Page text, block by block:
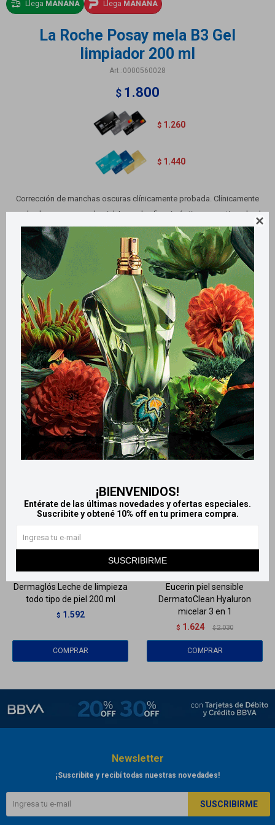

¡BIENVENIDOS!
Entérate de las últimas novedades y ofertas especiales.
Suscribite y obtené 10% off en tu primera compra.
SUSCRIBIRME
Llega MAÑANA Llega MAÑANA
La Roche Posay mela B3 Gel
limpiador 200 ml
0000560028
$ 1.800
$ 1.260
$ 1.440
Corrección de manchas oscuras clínicamente probada. Clínicamente
probado para renovar la piel. Logra la eficacia óptima garantizando al
mismo tiempo una no comedogenicidad y una muy buena tolerancia
incluso para pieles sensibles.
Métodos y costos de envío
Retiros gratuitos en tiendas
Productos que te pueden interesar
LlegaMAÑANA
Dermaglós Leche de limpieza
todo tipo de piel 200 ml
$ 1.592
Eucerin piel sensible
DermatoClean Hyaluron
micelar 3 en 1
$ 1.624 $ 2.030
Newsletter
¡Suscribite y recibí todas nuestras novedades!
SUSCRIBIRME